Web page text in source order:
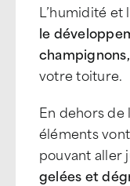
L’humidité
le
votre toiture.
En dehors de
éléments
pouvant aller
gelées et